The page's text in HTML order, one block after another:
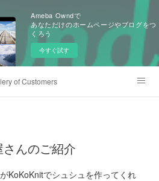
Ameba Owndで
あなただけのホームページやブログをつ
くろう
今すぐ試す
of Customers
んのご紹介
KoKoKnitでシュシュを作ってくれ